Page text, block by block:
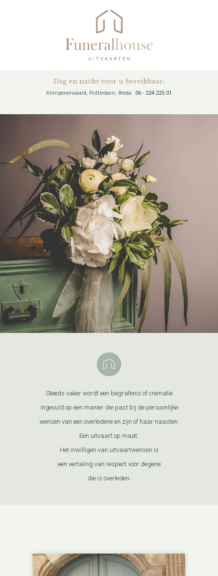
Dag en nacht voor u bereikbaar:
Krimpenerwaard, Rotterdam, Breda 06 - 224 225 01
Steeds vaker wordt een begrafenis of crematie
ingevuld op een manier die past bij de persoonlijke
wensen van een overledene en zijn of haar naasten.
Een uitvaart op maat.
Het inwilligen van uitvaartwensen is
een vertaling van respect voor degene
die is overleden.